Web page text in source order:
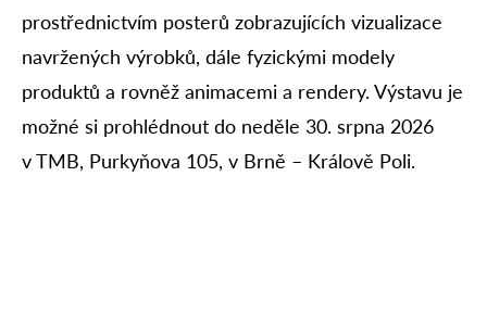
prostřednictvím posterů zobrazujících vizualizace
navržených výrobků, dále fyzickými modely
produktů a rovněž animacemi a rendery. Výstavu je
možné si prohlédnout do neděle 30. srpna 2026
v TMB, Purkyňova 105, v Brně – Králově Poli.